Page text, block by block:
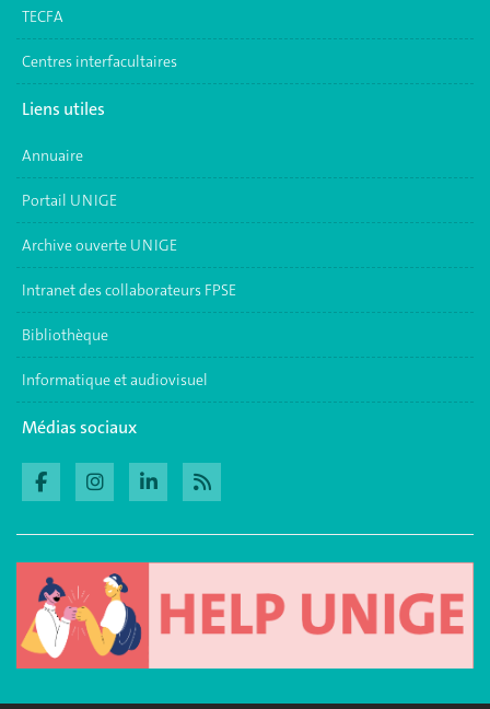
TECFA
Centres interfacultaires
Liens utiles
Annuaire
Portail UNIGE
Archive ouverte UNIGE
Intranet des collaborateurs FPSE
Bibliothèque
Informatique et audiovisuel
Médias sociaux